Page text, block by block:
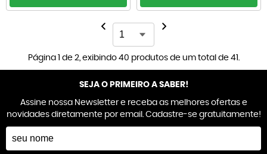
Página 1 de 2, exibindo 40 produtos de um total de 41.
SEJA O PRIMEIRO A SABER!
Assine nossa Newsletter e receba as melhores ofertas e
novidades diretamente por email. Cadastre-se gratuitamente!